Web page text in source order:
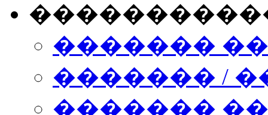
�������
������� /
�������